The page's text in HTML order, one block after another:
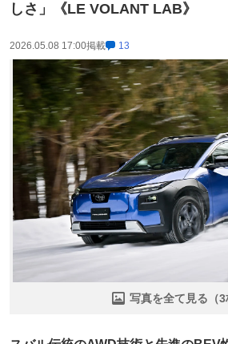
しさ」《LE VOLANT LAB》
2026.05.08 17:00掲載 13
写真を全て見る（3